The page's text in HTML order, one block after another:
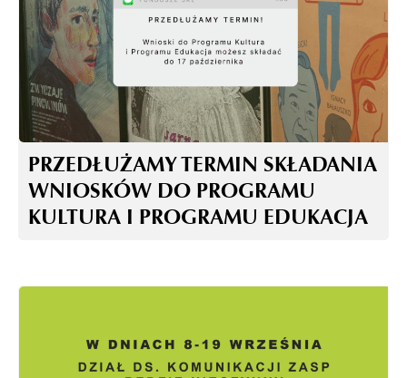
PRZEDŁUŻAMY TERMIN SKŁADANIA
WNIOSKÓW DO PROGRAMU
KULTURA I PROGRAMU EDUKACJA